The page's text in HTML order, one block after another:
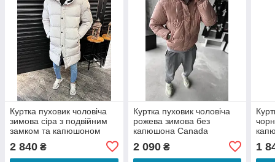
Куртка пуховик чоловіча
зимова сіра з подвійним
замком та капюшоном
2 840 ₴
Куртка пуховик чоловіча
рожева зимова без
капюшона Canada
2 090₴ 1